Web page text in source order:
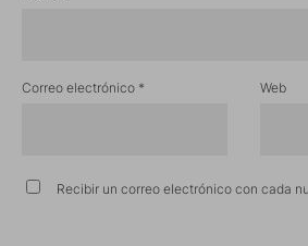
Correo electrónico * Web
Recibir un correo electrónico con cada